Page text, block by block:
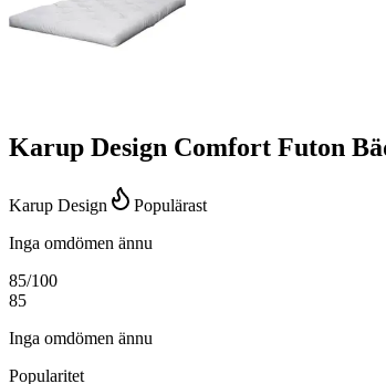
Karup Design Comfort Futon
Karup Design
Populärast
Inga omdömen ännu
85/100
85
Inga omdömen ännu
Popularitet